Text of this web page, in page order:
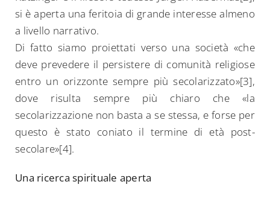
si è aperta una feritoia di grande interesse almeno
a livello narrativo.
Di fatto siamo proiettati verso una società «che
deve prevedere il persistere di comunità religiose
entro un orizzonte sempre più secolarizzato»[3],
dove risulta sempre più chiaro che «la
secolarizzazione non basta a se stessa, e forse per
questo è stato coniato il termine di età post-
secolare»[4].
Una ricerca spirituale aperta